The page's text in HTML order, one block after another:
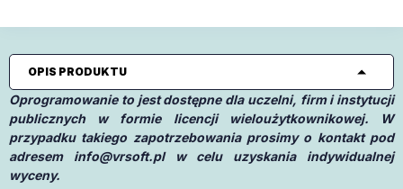
OPIS PRODUKTU
Oprogramowanie to jest dostępne dla uczelni, firm i instytucji
publicznych w formie licencji wieloużytkownikowej. W
przypadku takiego zapotrzebowania prosimy o kontakt pod
adresem info@vrsoft.plw celu uzyskania indywidualnej
wyceny.